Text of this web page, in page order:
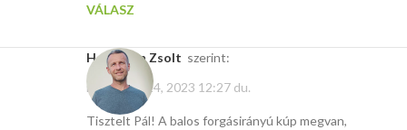
VÁLASZ
Hoffmann Zsolt szerint:
november 14, 2023 12:27 du.
Tisztelt Pál! A balos forgásirányú kúp megvan,